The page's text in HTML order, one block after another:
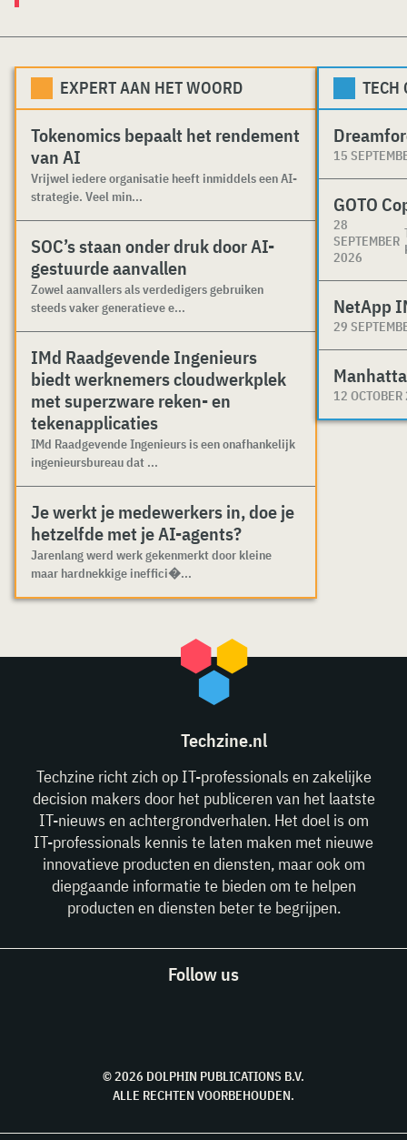
EXPERT AAN HET WOORD
Tokenomics bepaalt het rendement
van AI
Vrijwel iedere organisatie heeft inmiddels een AI-
strategie. Veel min...
SOC’s staan onder druk door AI-
gestuurde aanvallen
Zowel aanvallers als verdedigers gebruiken
steeds vaker generatieve e...
IMd Raadgevende Ingenieurs
biedt werknemers cloudwerkplek
met superzware reken- en
tekenapplicaties
IMd Raadgevende Ingenieurs is een onafhankelijk
ingenieursbureau dat ...
Je werkt je medewerkers in, doe je
hetzelfde met je AI-agents?
Jarenlang werd werk gekenmerkt door kleine
maar hardnekkige ineffici�...
TECH
15
GOTO
28
SEPTEMBER
2026
NetApp
29
12
Techzine.nl
Techzine richt zich op IT-professionals en zakelijke
decision makers door het publiceren van het laatste
IT-nieuws en achtergrondverhalen. Het doel is om
IT-professionals kennis te laten maken met nieuwe
innovatieve producten en diensten, maar ook om
diepgaande informatie te bieden om te helpen
producten en diensten beter te begrijpen.
Follow us
© 2026 DOLPHIN PUBLICATIONS B.V.
ALLE RECHTEN VOORBEHOUDEN.